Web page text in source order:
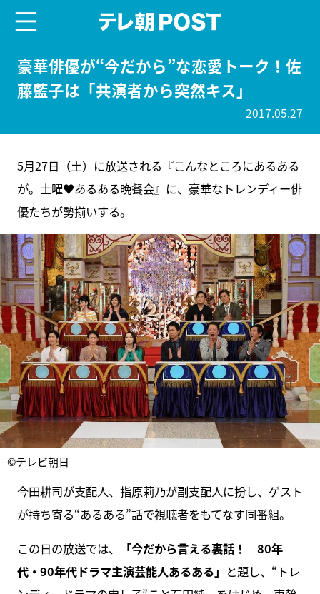
豪華俳優が“今だから”な恋愛トーク！佐
藤藍子は「共演者から突然キス」
2017.05.27
5月27日（土）に放送される『こんなところにあるある
が。土曜♥あるある晩餐会』に、豪華なトレンディー俳
優たちが勢揃いする。
©テレビ朝日
今田耕司が支配人、指原莉乃が副支配人に扮し、ゲスト
が持ち寄る“あるある”話で視聴者をもてなす同番組。
この日の放送では、
「今だから言える裏話！ 80年
代・90年代ドラマ主演芸能人あるある」 と題し、“トレ